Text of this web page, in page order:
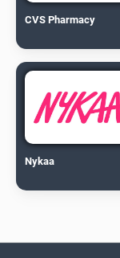
CVS Pharmacy
Nykaa